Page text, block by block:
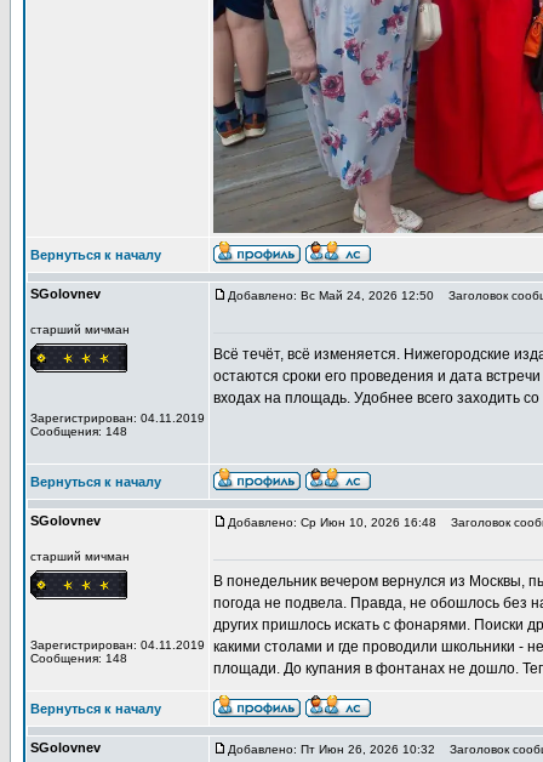
Вернуться к началу
SGolovnev
старший мичман
Зарегистрирован: 04.11.2019
Сообщения: 148
Добавлено: Вс Май 24, 2026 12:50 Заголовок
Всё течёт, всё изменяется. Нижегородские
остаются сроки его проведения и дата
входах на площадь. Удобнее всего заходить
Вернуться к началу
SGolovnev
старший мичман
Зарегистрирован: 04.11.2019
Сообщения: 148
Добавлено: Ср Июн 10, 2026 16:48 Заголовок
В понедельник вечером вернулся из Москвы,
погода не подвела. Правда, не обошлось без
других пришлось искать с фонарями. Поиски
какими столами и где проводили школьники -
площади. До купания в фонтанах не дошло.
Вернуться к началу
SGolovnev Добавлено: Пт Июн 26, 2026 10:32 Заголовок